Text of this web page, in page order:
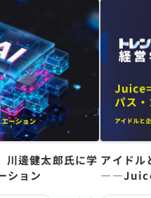
邊健太郎氏に学
ション
アイドル